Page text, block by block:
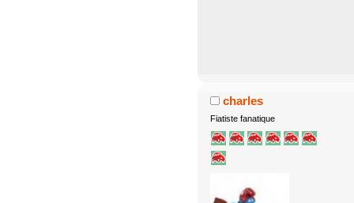
charles
Fiatiste fanatique